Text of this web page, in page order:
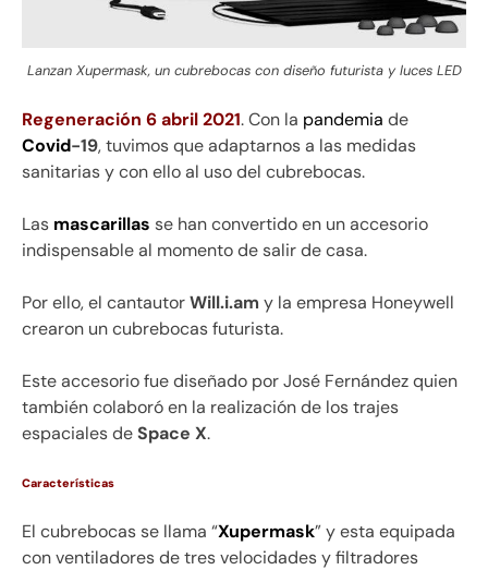
Lanzan Xupermask, un cubrebocas con diseño futurista y luces LED
Regeneración 6 abril 2021. Con la pandemia de
Covid-19, tuvimos que adaptarnos a las medidas
sanitarias y con ello al uso del cubrebocas.
Las mascarillas se han convertido en un accesorio
indispensable al momento de salir de casa.
Por ello, el cantautorWill.i.am y la empresa Honeywell
crearon un cubrebocas futurista.
Este accesorio fue diseñado por José Fernández quien
también colaboró en la realización de los trajes
espaciales deSpace X.
Características
El cubrebocas se llama “Xupermask” y esta equipada
con ventiladores de tres velocidades y filtradores